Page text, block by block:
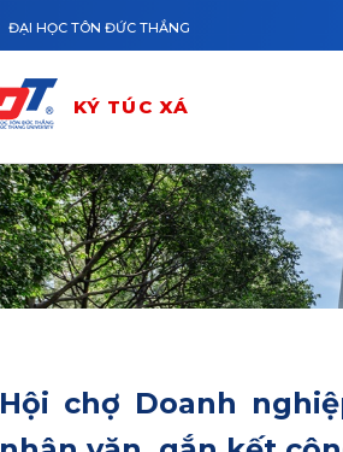
ĐẠI HỌC TÔN ĐỨC THẮNG
KÝ TÚC XÁ
Hội chợ Doanh